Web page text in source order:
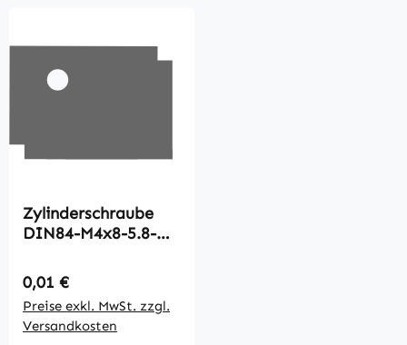
Zylinderschraube
DIN84-M4x8-5.8-
Regulärer Preis:
0,01 €
Preise exkl. MwSt. zzgl.
Versandkosten